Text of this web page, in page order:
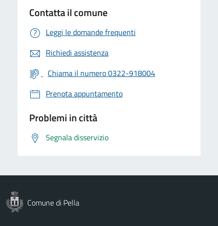
Contatta il comune
Leggi le domande frequenti
Richiedi assistenza
Chiama il numero 0322-918004
Prenota appuntamento
Problemi in città
Segnala disservizio
Comune di Pella